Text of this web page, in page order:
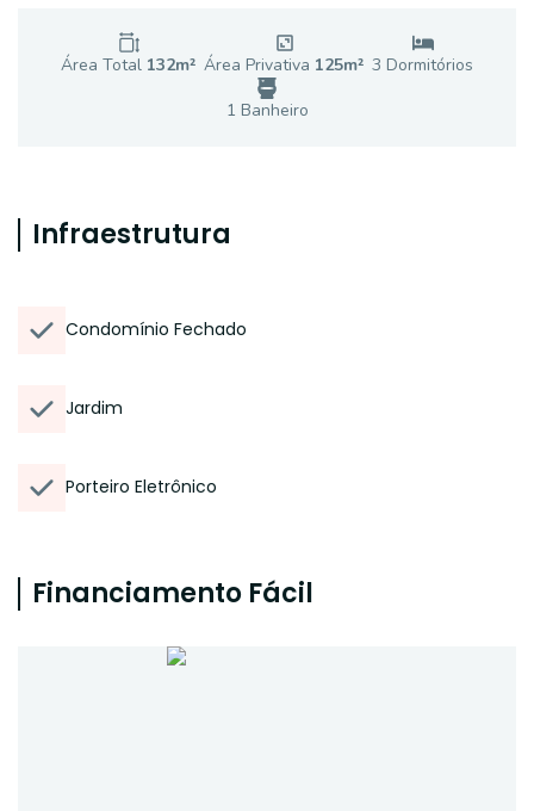
Área Total 132m² Área Privativa 125m² 3 Dormitórios
1 Banheiro
Infraestrutura
Condomínio Fechado
Jardim
Porteiro Eletrônico
Financiamento Fácil